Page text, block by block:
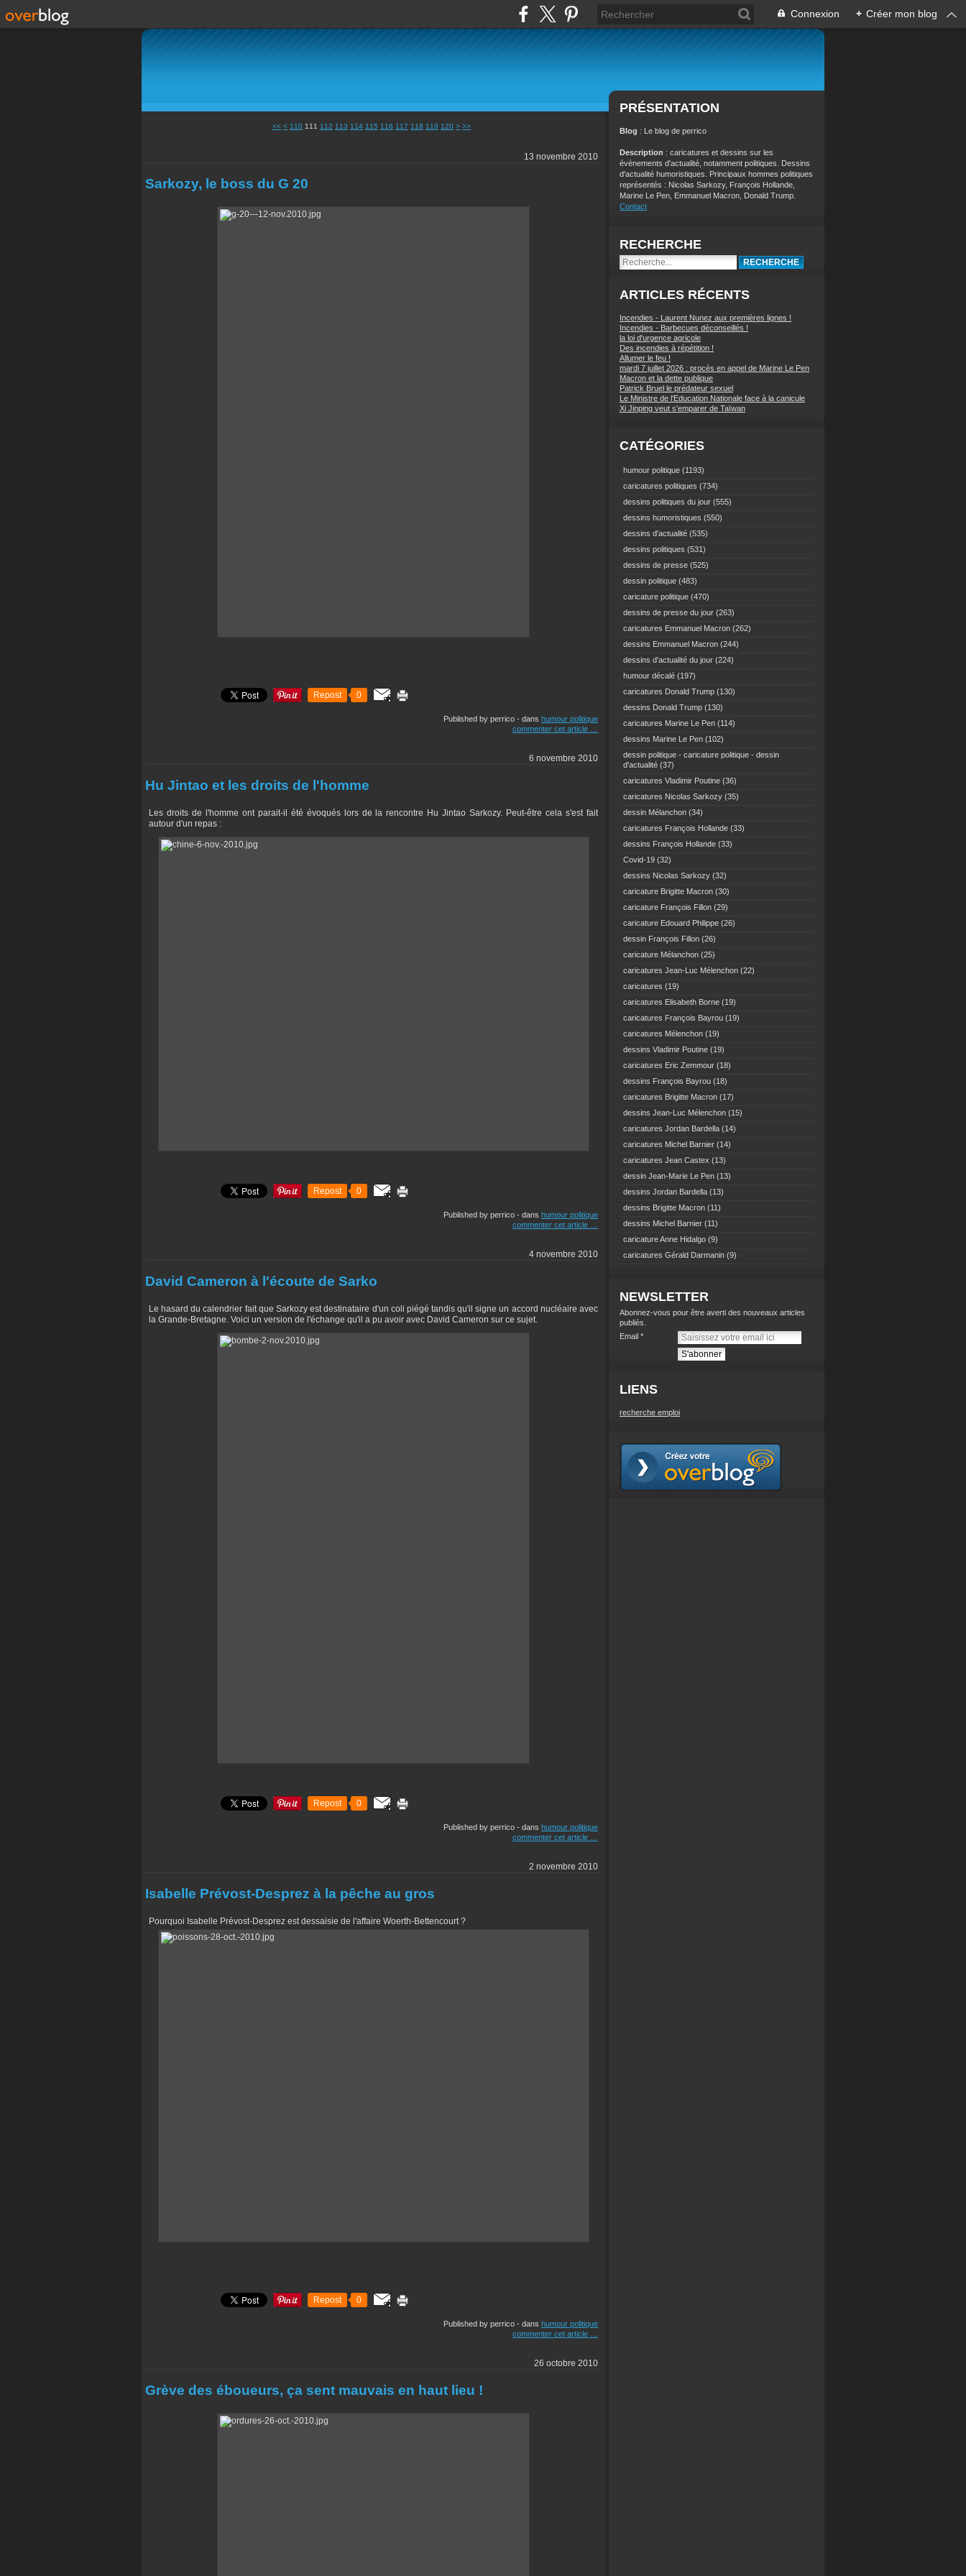
Connexion + Créer mon blog
<< < 100
110 111 112 113 114 115 116 117 118 119 120 > >>
13 novembre 2010
Sarkozy, le boss du G 20
Repost 0
Published by perrico - dans humour politique
commenter cet article
6 novembre 2010
Hu Jintao et les droits de l'homme
Les droits de l'homme ont parait-il été évoqués lors de la rencontre Hu Jintao Sarkozy. Peut-être cela s'est fait
autour d'un repas :
Repost 0
Published by perrico - dans humour politique
commenter cet article
4 novembre 2010
David Cameron à l'écoute de Sarko
Le hasard du calendrier fait que Sarkozy est destinataire d'un coli piégé tandis qu'il signe un accord nucléaire avec
la Grande-Bretagne. Voici un version de l'échange qu'il a pu avoir avec David Cameron sur ce sujet.
Repost 0
Published by perrico - dans humour politique
commenter cet article
2 novembre 2010
Isabelle Prévost-Desprez à la pêche au gros
Pourquoi Isabelle Prévost-Desprez est dessaisie de l'affaire Woerth-Bettencourt ?
Repost 0
Published by perrico - dans humour politique
commenter cet article
26 octobre 2010
Grève des éboueurs, ça sent mauvais en haut lieu !
PRÉSENTATION
Blog : Le blog de perrico
Description : caricatures et dessins sur les
évènements d'actualité, notamment politiques. Dessins
d'actualité humoristiques. Principaux hommes politiques
représentés : Nicolas Sarkozy, François Hollande,
Marine Le Pen, Emmanuel Macron, Donald Trump.
Contact
RECHERCHE
ARTICLES RÉCENTS
Incendies - Laurent Nunez aux premières lignes !
Incendies - Barbecues déconseillés !
la loi d'urgence agricole
Des incendies à répétition !
Allumer le feu !
mardi 7 juillet 2026 : procès en appel de Marine Le Pen
Macron et la dette publique
Patrick Bruel le prédateur sexuel
Le Ministre de l'Education Nationale face à la canicule
Xi Jinping veut s'emparer de Taïwan
CATÉGORIES
humour politique (1193)
caricatures politiques (734)
dessins politiques du jour (555)
dessins humoristiques (550)
dessins d'actualité (535)
dessins politiques (531)
dessins de presse (525)
dessin politique (483)
caricature politique (470)
dessins de presse du jour (263)
caricatures Emmanuel Macron (262)
dessins Emmanuel Macron (244)
dessins d'actualité du jour (224)
humour décalé (197)
caricatures Donald Trump (130)
dessins Donald Trump (130)
caricatures Marine Le Pen (114)
dessins Marine Le Pen (102)
dessin politique - caricature politique - dessin
d'actualité (37)
caricatures Vladimir Poutine (36)
caricatures Nicolas Sarkozy (35)
dessin Mélanchon (34)
caricatures François Hollande (33)
dessins François Hollande (33)
Covid-19 (32)
dessins Nicolas Sarkozy (32)
caricature Brigitte Macron (30)
caricature François Fillon (29)
caricature Edouard Philippe (26)
dessin François Fillon (26)
caricature Mélanchon (25)
caricatures Jean-Luc Mélenchon (22)
caricatures (19)
caricatures Elisabeth Borne (19)
caricatures François Bayrou (19)
caricatures Mélenchon (19)
dessins Vladimir Poutine (19)
caricatures Eric Zemmour (18)
dessins François Bayrou (18)
caricatures Brigitte Macron (17)
dessins Jean-Luc Mélenchon (15)
caricatures Jordan Bardella (14)
caricatures Michel Barnier (14)
caricatures Jean Castex (13)
dessin Jean-Marie Le Pen (13)
dessins Jordan Bardella (13)
dessins Brigitte Macron (11)
dessins Michel Barnier (11)
caricature Anne Hidalgo (9)
caricatures Gérald Darmanin (9)
NEWSLETTER
Abonnez-vous pour être averti des nouveaux articles
publiés.
Email
LIENS
recherche emploi